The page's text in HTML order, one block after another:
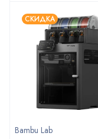
СКИДКА
Bambu Lab